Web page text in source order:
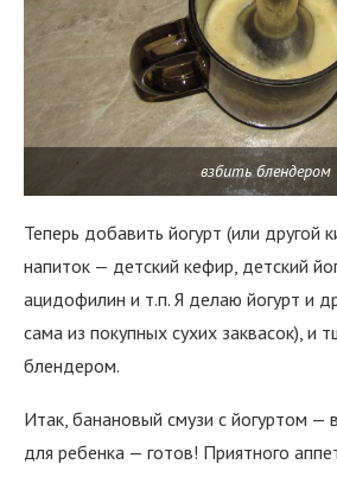
взбить блендером
Теперь добавить йогурт (или другой
напиток — детский кефир, детский
ацидофилин и т.п. Я делаю йогурт и
сама из покупных сухих заквасок), и
блендером.
Итак, банановый смузи с йогуртом —
для ребенка — готов! Приятного